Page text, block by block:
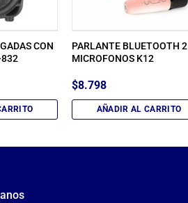
CON
832
PARLANTE BLUETOOTH 2
MICROFONOS K12
$8.798
AÑADIR AL CARRITO